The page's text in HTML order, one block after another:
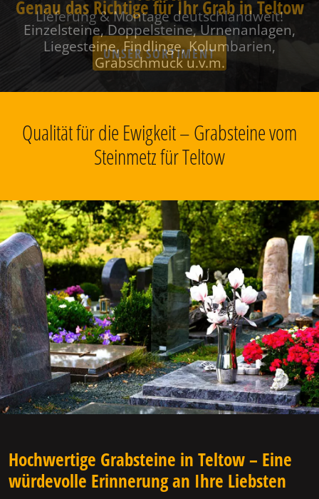
Genau das Richtige für Ihr Grab in Teltow
Einzelsteine, Doppelsteine, Urnenanlagen,
Liegesteine, Findlinge, Kolumbarien,
Grabschmuck u.v.m.
Qualität für die Ewigkeit – Grabsteine vom
Steinmetz für Teltow
Hochwertige Grabsteine in Teltow – Eine
würdevolle Erinnerung an Ihre Liebsten